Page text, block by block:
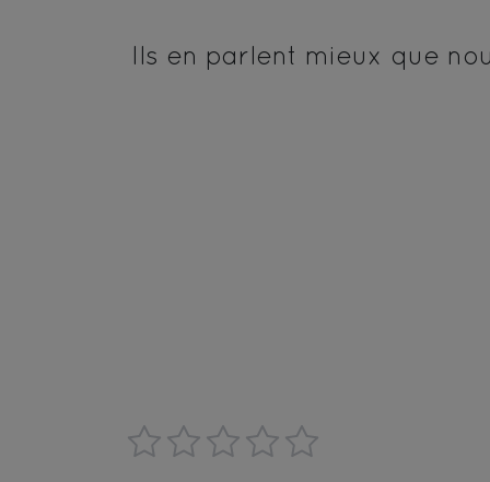
Ils en parlent mieux que